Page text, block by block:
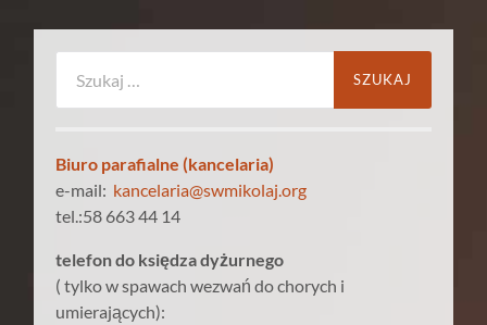
Biuro parafialne (kancelaria)
e-mail: kancelaria@swmikolaj.org
tel.:58 663 44 14
telefon do księdza dyżurnego
( tylko w spawach wezwań do chorych i
umierających):